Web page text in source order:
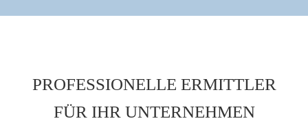
PROFESSIONELLE ERMITTLER
FÜR IHR UNTERNEHMEN